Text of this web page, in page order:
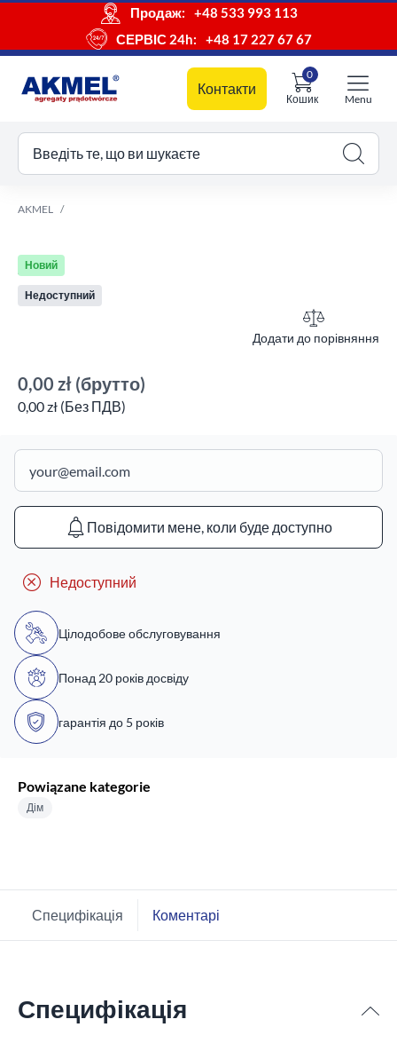
Продаж:
+48 533 993 113
СЕРВІС 24h:
+48 17 227 67 67
Контакти
Кошик
0
кошик
Menu
Введіть те, що ви шукаєте
AKMEL
Новий
Недоступний
Додати до порівняння
0,00 zł (брутто)
0,00 zł (Без ПДВ)
Повідомити мене, коли буде доступно
Недоступний
Цілодобове обслуговування
Понад 20 років досвіду
гарантія до 5 років
Powiązane kategorie
Дім
Специфікація Коментарі
Специфікація